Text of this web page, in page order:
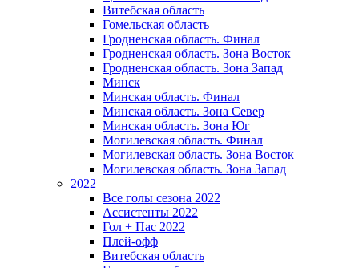
Витебская область
Гомельская область
Гродненская область. Финал
Гродненская область. Зона Восток
Гродненская область. Зона Запад
Минск
Минская область. Финал
Минская область. Зона Север
Минская область. Зона Юг
Могилевская область. Финал
Могилевская область. Зона Восток
Могилевская область. Зона Запад
2022
Все голы сезона 2022
Ассистенты 2022
Гол + Пас 2022
Плей-офф
Витебская область